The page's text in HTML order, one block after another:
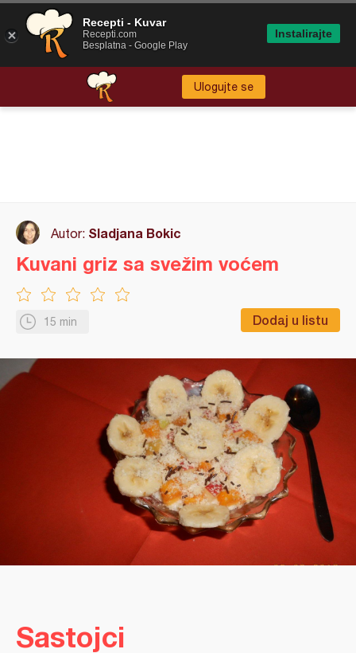
Ulogujte se
Autor: Sladjana Bokic
15 min Dodaj u listu
Kuvani griz sa svežim voćem
Sastojci
Recepti - Kuvar
Recepti.com
Besplatna - Google Play
Instalirajte